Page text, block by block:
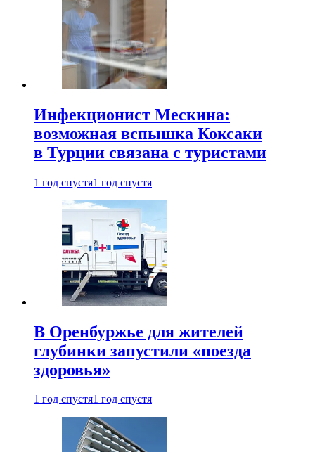
Инфекционист Мескина:
возможная вспышка Коксаки
в Турции связана с туристами
1 год спустя1 год спустя
В Оренбуржье для жителей
глубинки запустили «поезда
здоровья»
1 год спустя1 год спустя